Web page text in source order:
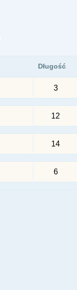
Długość
3
12
14
6